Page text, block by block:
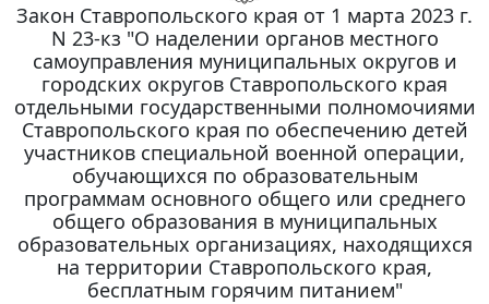
Закон Ставропольского края от 1 марта 2023 г.
N 23-кз "О наделении органов местного
самоуправления муниципальных округов и
городских округов Ставропольского края
отдельными государственными полномочиями
Ставропольского края по обеспечению детей
участников специальной военной операции,
обучающихся по образовательным
программам основного общего или среднего
общего образования в муниципальных
образовательных организациях, находящихся
на территории Ставропольского края,
бесплатным горячим питанием"